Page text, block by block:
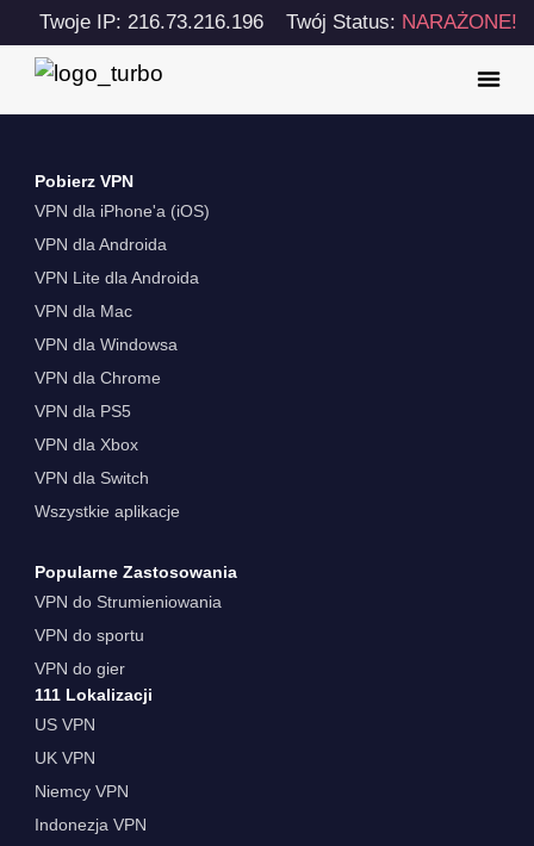
Twoje IP: 216.73.216.196 Twój Status: NARAŻONE!
Pobierz VPN
VPN dla iPhone'a (iOS)
VPN dla Androida
VPN Lite dla Androida
VPN dla Mac
VPN dla Windowsa
VPN dla Chrome
VPN dla PS5
VPN dla Xbox
VPN dla Switch
Wszystkie aplikacje
Popularne Zastosowania
VPN do Strumieniowania
VPN do sportu
VPN do gier
111 Lokalizacji
US VPN
UK VPN
Niemcy VPN
Indonezja VPN